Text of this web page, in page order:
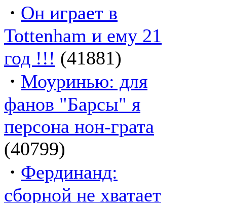
· Он играет в
Tottenham и ему 21
год !!! (41881)
· Моуринью: для
фанов "Барсы" я
персона нон-грата
(40799)
· Фердинанд:
сборной не хватает